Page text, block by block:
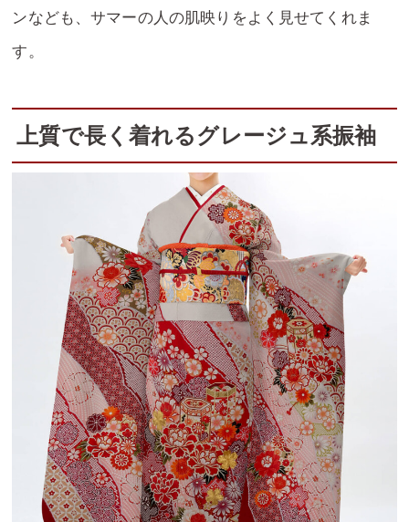
ンなども、サマーの人の肌映りをよく見せてくれま
す。
上質で長く着れるグレージュ系振袖